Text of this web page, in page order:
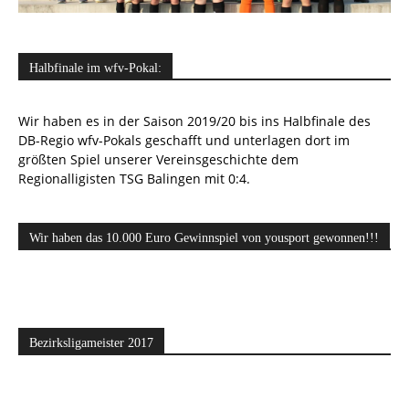
Halbfinale im wfv-Pokal:
Wir haben es in der Saison 2019/20 bis ins Halbfinale des
DB-Regio wfv-Pokals geschafft und unterlagen dort im
größten Spiel unserer Vereinsgeschichte dem
Regionalligisten TSG Balingen mit 0:4.
Wir haben das 10.000 Euro Gewinnspiel von yousport gewonnen!!!
Bezirksligameister 2017